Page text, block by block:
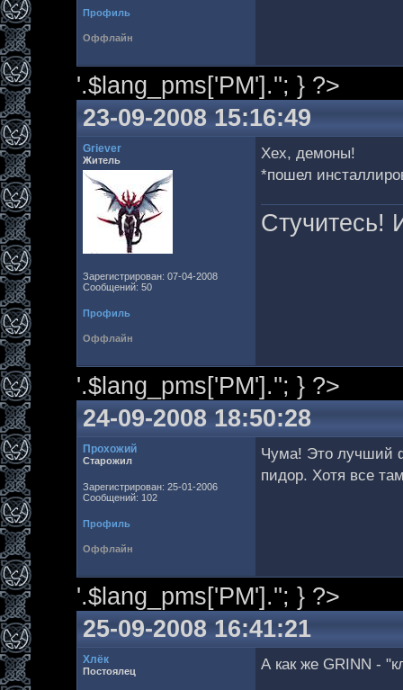
Профиль
Оффлайн
'.$lang_pms['PM'].''; } ?>
23-09-2008 15:16:49
Griever
Житель
Зарегистрирован: 07-04-2008
Сообщений: 50
Профиль
Хех, демоны!
*пошел
Стучитесь!
Оффлайн
'.$lang_pms['PM'].''; } ?>
24-09-2008 18:50:28
Прохожий
Старожил
Зарегистрирован: 25-01-2006
Сообщений: 102
Профиль
Чума! Это лучший
пидор. Хотя все
Оффлайн
'.$lang_pms['PM'].''; } ?>
25-09-2008 16:41:21
Хлёк
Постоялец А как же GRINN -